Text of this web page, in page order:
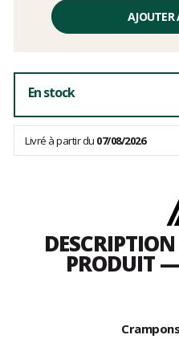
AJOUTER
En stock
Livré à partir du 07/08/2026
PRODUIT